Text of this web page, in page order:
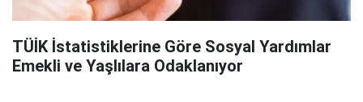
TÜİK İstatistiklerine Göre Sosyal Yardımlar
Emekli ve Yaşlılara Odaklanıyor